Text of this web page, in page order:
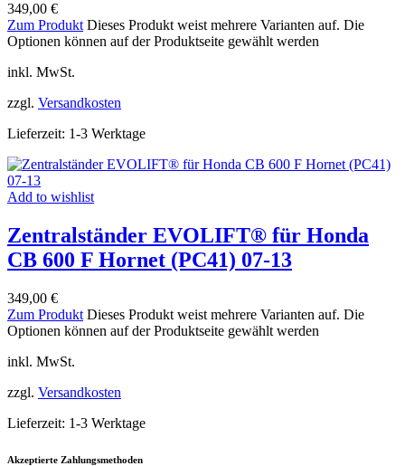
349,00 €
Zum Produkt Dieses Produkt weist mehrere Varianten auf. Die
Optionen können auf der Produktseite gewählt werden
inkl. MwSt.
zzgl. Versandkosten
Lieferzeit: 1-3 Werktage
Add to wishlist
Zentralständer EVOLIFT® für Honda
CB 600 F Hornet (PC41) 07-13
349,00 €
Zum Produkt Dieses Produkt weist mehrere Varianten auf. Die
Optionen können auf der Produktseite gewählt werden
inkl. MwSt.
zzgl. Versandkosten
Lieferzeit: 1-3 Werktage
Akzeptierte Zahlungsmethoden